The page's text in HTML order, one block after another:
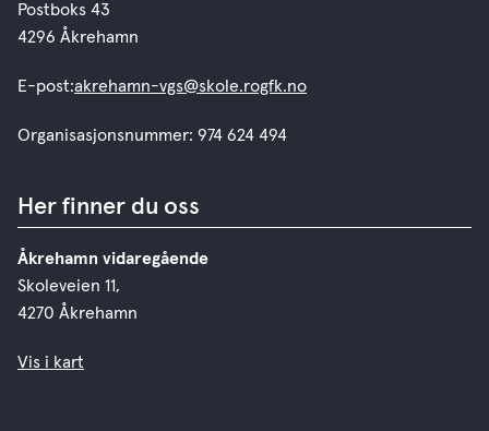
Postboks 43
4296 Åkrehamn
E-post:akrehamn-vgs@skole.rogfk.no
Organisasjonsnummer: 974 624 494
Her finner du oss
Åkrehamn vidaregående
Skoleveien 11,
4270 Åkrehamn
Vis i kart